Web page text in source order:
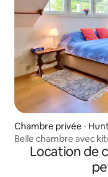
Chambre privée ⋅
Belle chambre avec
Location de